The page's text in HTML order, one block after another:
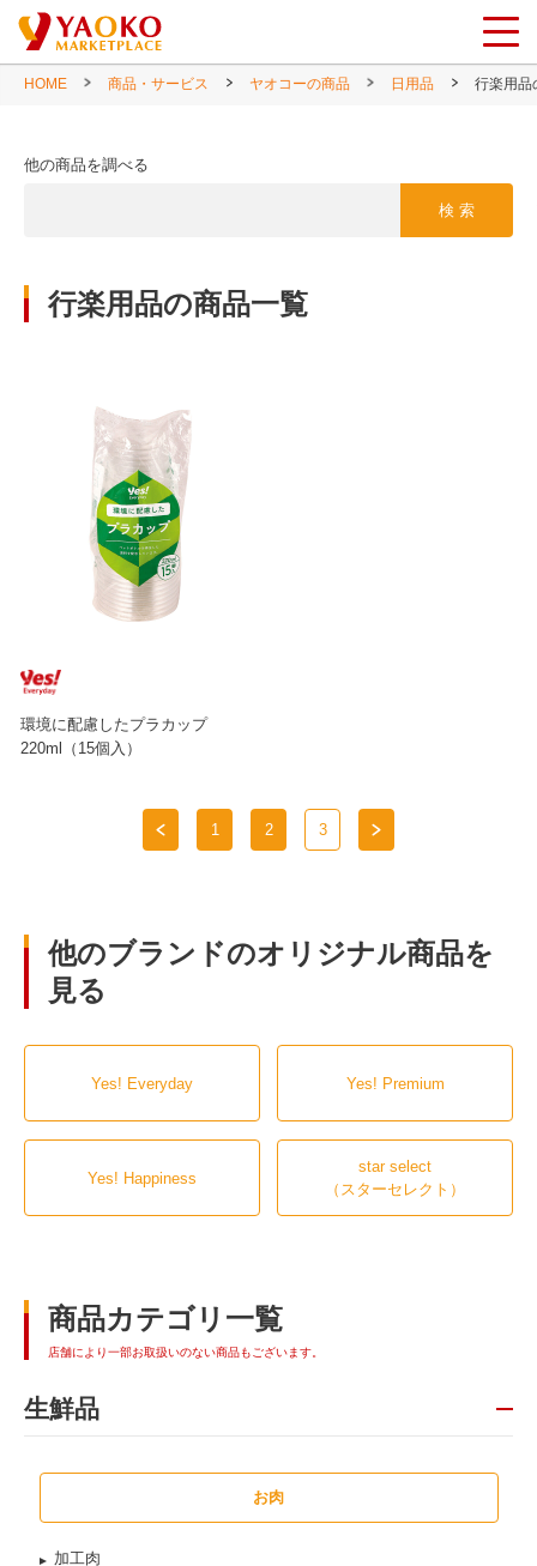
HOME 商品・サービス ヤオコーの商品 日用品 行楽用品
他の商品を調べる
検 索
行楽用品の商品一覧
環境に配慮したプラカップ
220ml（15個入）
1 2 3
他のブランドのオリジナル商品を
見る
Yes! Everyday Yes! Premium
Yes! Happiness
star select
（スターセレクト）
商品カテゴリ一覧
店舗により一部お取扱いのない商品もございます。
生鮮品
お肉
加工肉